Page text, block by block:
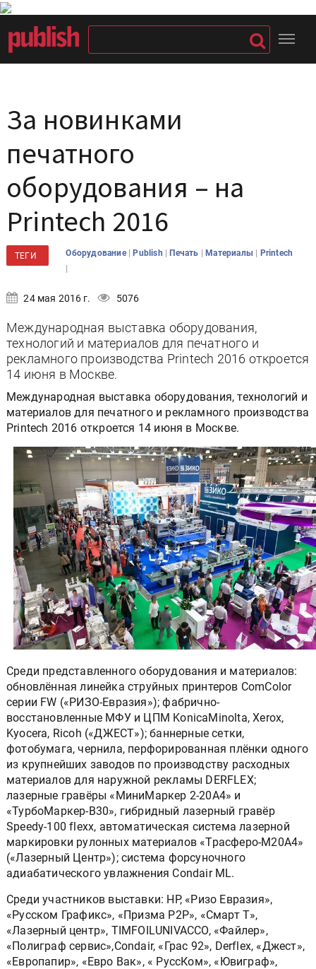
За новинками
печатного
оборудования – на
Printech 2016
ТЕГИ Оборудование |Publish |Печать |Материалы | Printech
|
24 мая 2016 г. 5076
Международная выставка оборудования,
технологий и материалов для печатного и
рекламного производства Printech 2016 откроется
14 июня в Москве.
Международная выставка оборудования, технологий и
материалов для печатного и рекламного производства
Printech 2016 откроется 14 июня в Москве.
Среди представленного оборудования и материалов:
обновлённая линейка струйных принтеров ComColor
серии FW («РИЗО-Евразия»); фабрично-
восстановленные МФУ и ЦПМ KonicaMinolta, Xerox,
Kyocera, Ricoh («ДЖЕСТ»); баннерные сетки,
фотобумага, чернила, перфорированная плёнки одного
из крупнейших заводов по производству расходных
материалов для наружной рекламы DERFLEX;
лазерные гравёры «МиниМаркер 2-20А4» и
«ТурбоМаркер-В30», гибридный лазерный гравёр
Speedy-100 flexx, автоматическая система лазерной
маркировки рулонных материалов «Трасферо-М20А4»
(«Лазерный Центр»); система форсуночного
адиабатического увлажнения Condair ML.
Среди участников выставки: HP, «Ризо Евразия»,
«Русском Графикс», «Призма P2P», «Смарт Т»,
«Лазерный центр», TIMFOILUNIVACCO, «Файлер»,
«Полиграф сервис»,Condair, «Грас 92», Derflex, «Джест»,
«Европапир», «Евро Вак», « РуссКом», «Ювиграф»,